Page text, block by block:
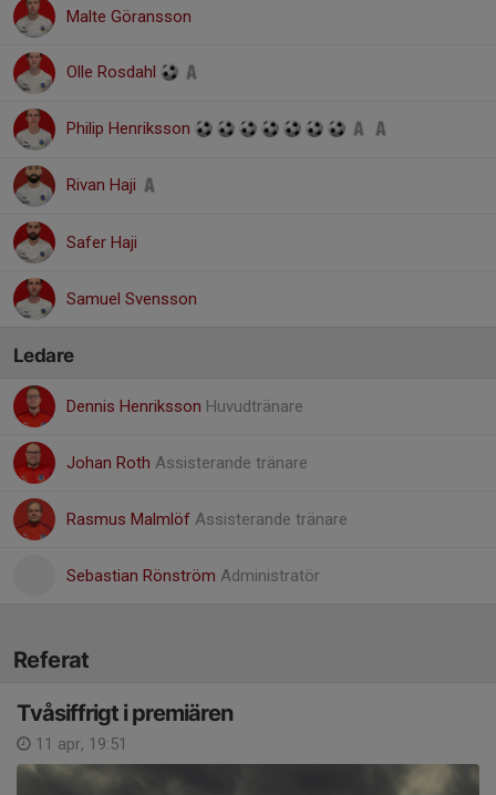
Malte Göransson
Olle Rosdahl
Philip Henriksson
Rivan Haji
Safer Haji
Samuel Svensson
Ledare
Dennis Henriksson Huvudtränare
Johan Roth Assisterande tränare
Rasmus Malmlöf Assisterande tränare
Sebastian Rönström Administratör
Referat
Tvåsiffrigt i premiären
11 apr, 19:51